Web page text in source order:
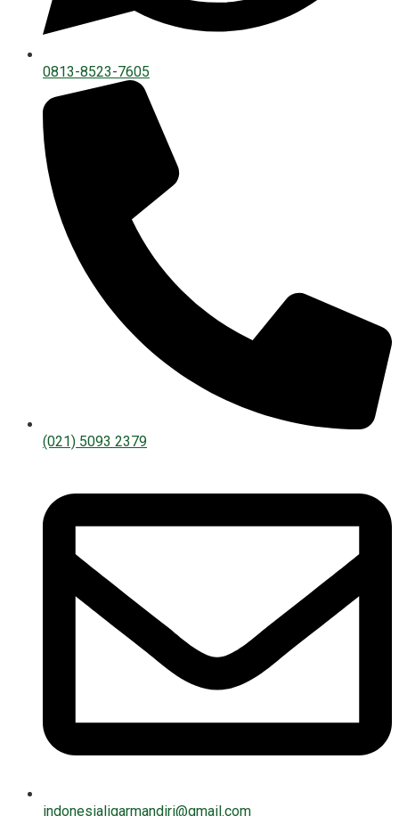
0813-8523-7605
(021) 5093 2379
indonesialigarmandiri@gmail.com